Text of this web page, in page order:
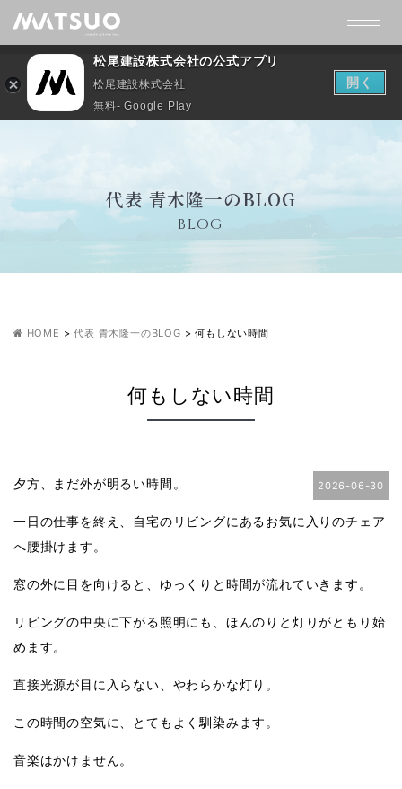
代表 青木隆一のBLOG
BLOG
HOME >代表 青木隆一のBLOG >何もしない時間
何もしない時間
2026-06-30
夕方、まだ外が明るい時間。
一日の仕事を終え、自宅のリビングにあるお気に入りのチェア
へ腰掛けます。
窓の外に目を向けると、ゆっくりと時間が流れていきます。
リビングの中央に下がる照明にも、ほんのりと灯りがともり始
めます。
直接光源が目に入らない、やわらかな灯り。
この時間の空気に、とてもよく馴染みます。
音楽はかけません。
松尾建設株式会社の公式アプリ
松尾建設株式会社
無料- Google Play
開く